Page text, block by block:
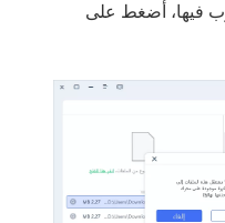
فيها، أضغط على